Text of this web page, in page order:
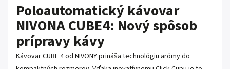
Poloautomatický kávovar
NIVONA CUBE4: Nový spôsob
prípravy kávy
Kávovar CUBE 4 od NIVONY prináša technológiu arómy do